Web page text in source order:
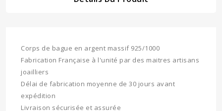
Corps de bague en argent massif 925/1000
Fabrication Française à l'unité par des maitres artisans
joailliers
Délai de fabrication moyenne de 30 jours avant
expédition
Livraison sécurisée et assurée